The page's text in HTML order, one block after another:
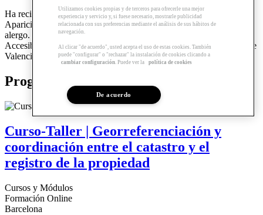
Ha recibido el Premio de Investigación Sandalio Miguel-María
Aparicio en su 16ª edición en el año 2015 por el Proyecto “R-
alergo. Rutas alergosaludables” y el 1º Premio del Concurso de
Accesibilidad del Laboratorio de Accesibilidad del Ayuntamiento de
Valencia en su edición 2019 por el Proyecto “Sense Barreres”.
Programas relacionados
Curso-Taller | Georreferenciación y
coordinación entre el catastro y el
registro de la propiedad
Cursos y Módulos
Formación Online
Barcelona
Utilizamos cookies propias y de terceros para ofrecerle una mejor
experiencia y servicio y, si fuese necesario, mostrarle publicidad
relacionada con sus preferencias mediante el análisis de sus hábitos de
navegación.
Al clicar "de acuerdo", usted acepta el uso de estas cookies. También
puede "configurar" o "rechazar" la instalación de cookies clicando a
cambiar configuración. Puede ver la política de cookies
De acuerdo